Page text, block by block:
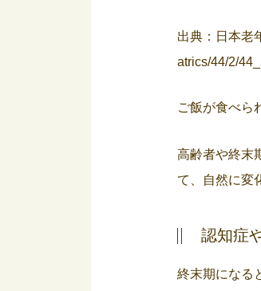
出典：日本老
atrics/44/2/
ご飯が食べら
高齢者や終末
て、自然に変
認知症
終末期になる